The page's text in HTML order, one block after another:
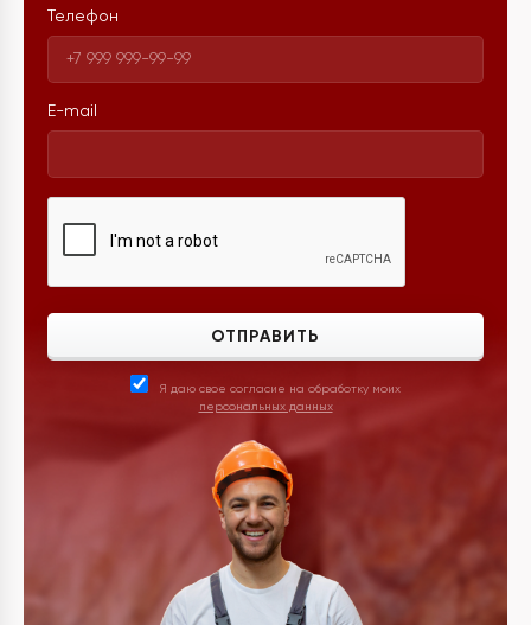
Телефон
E-mail
ОТПРАВИТЬ
Я даю свое согласие на обработку моих
персональных данных